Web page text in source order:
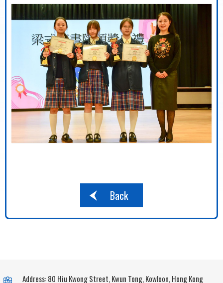
Back
Address: 80 Hiu Kwong Street, Kwun Tong, Kowloon, Hong Kong